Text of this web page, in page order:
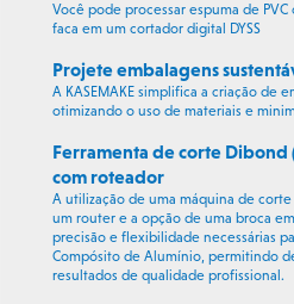
Você pode processar espuma de
faca em um cortador digital DYSS
Projete embalagens
A KASEMAKE simplifica a criação de
otimizando o uso de materiais e
Ferramenta de corte Dibond
com roteador
A utilização de uma máquina de corte
um router e a opção de uma broca
precisão e flexibilidade necessárias
Compósito de Alumínio, permitindo
resultados de qualidade profissional.